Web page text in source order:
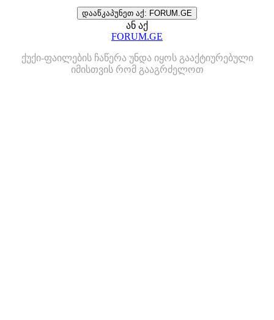
დააწკაპუნეთ აქ: FORUM.GE
ან აქ
FORUM.GE
ქუქი-ფაილების ჩაწერა უნდა იყოს გააქტიურებული
იმისთვის რომ გააგრძელოთ